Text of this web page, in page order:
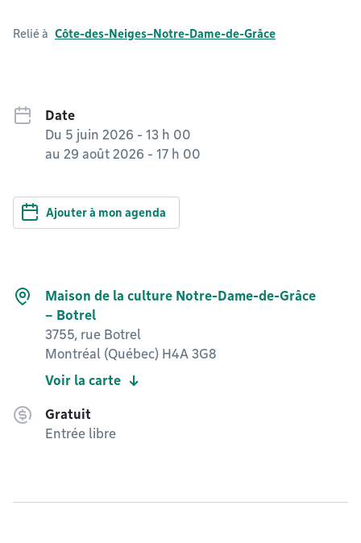
Relié à Côte-des-Neiges–Notre-Dame-de-Grâce
Date
Du 5 juin 2026 - 13 h 00
au 29 août 2026 - 17 h 00
Ajouter à mon agenda
Maison de la culture Notre-Dame-de-Grâce
– Botrel
3755, rue Botrel
Montréal (Québec) H4A 3G8
Voir la carte
Gratuit
Entrée libre